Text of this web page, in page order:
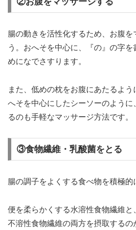
腸の動きを活性化するため、お腹を
う。おへそを中心に、『の』の字
めになでさすります。
また、低めの枕をお腹にあたるよ
へそを中心にしたシーソーのように
るのも手軽なマッサージ方法です。
③食物繊維・乳酸菌をとる
腸の調子をよくする食べ物を積極的
便を柔らかくする水溶性食物繊維と
不溶性食物繊維の両方を摂取するの